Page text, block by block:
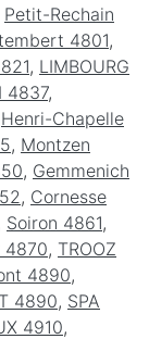
Petit-Rechain
4801,
, LIMBOURG
4837,
Henri-Chapelle
, Montzen
, Gemmenich
, Cornesse
Soiron 4861,
4870, TROOZ
4890,
4890, SPA
4910,